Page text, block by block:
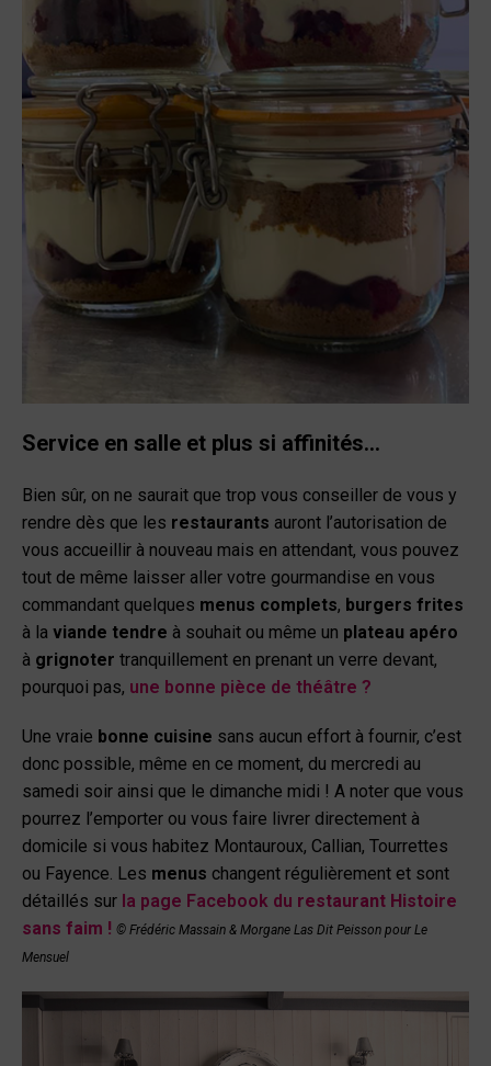
Service en salle et plus si affinités…
Bien sûr, on ne saurait que trop vous conseiller de vous y
rendre dès que les restaurants auront l’autorisation de
vous accueillir à nouveau mais en attendant, vous pouvez
tout de même laisser aller votre gourmandise en vous
commandant quelques menus complets, burgers frites
à la viande tendre à souhait ou même un plateau apéro
à grignoter tranquillement en prenant un verre devant,
pourquoi pas, une bonne pièce de théâtre ?
Une vraie bonne cuisine sans aucun effort à fournir, c’est
donc possible, même en ce moment, du mercredi au
samedi soir ainsi que le dimanche midi ! A noter que vous
pourrez l’emporter ou vous faire livrer directement à
domicile si vous habitez Montauroux, Callian, Tourrettes
ou Fayence. Les menus changent régulièrement et sont
détaillés sur la page Facebook du restaurant Histoire
sans faim ! © Frédéric Massain & Morgane Las Dit Peisson pour Le
Mensuel